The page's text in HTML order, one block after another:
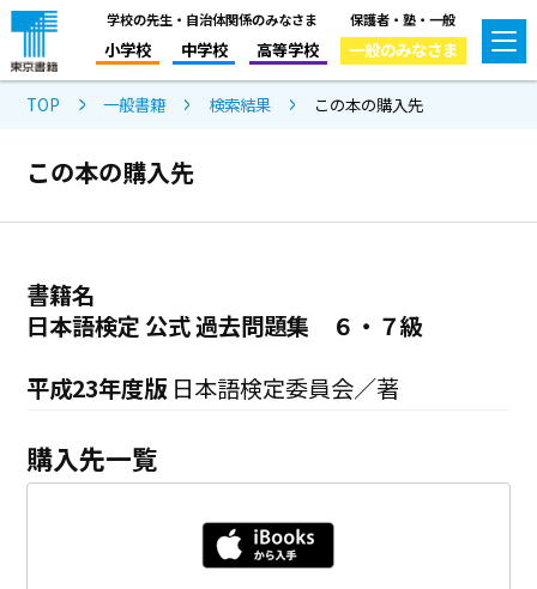
学校の先生・自治体関係のみなさま
小学校 中学校 高等学校
保護者・塾・一般
一般のみなさま
TOP 一般書籍 検索結果 この本の購入先
この本の購入先
書籍名
日本語検定 公式 過去問題集 ６・７級
平成23年度版 日本語検定委員会／著
購入先一覧